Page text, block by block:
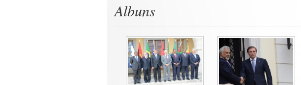
Albuns